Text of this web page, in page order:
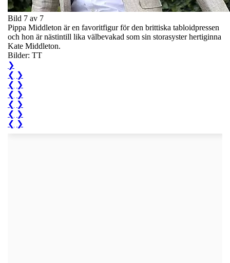
Bild 7 av 7
Pippa Middleton är en favoritfigur för den brittiska tabloidpressen
och hon är nästintill lika välbevakad som sin storasyster hertiginna
Kate Middleton.
Bilder: TT
❯
❮ ❯
❮ ❯
❮ ❯
❮ ❯
❮ ❯
❮ ❯